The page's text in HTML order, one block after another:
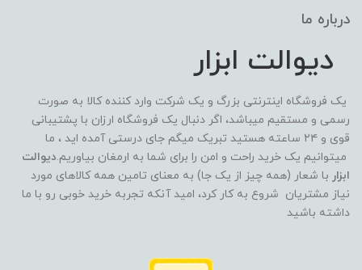
درباره ما
دیوالت ابزار
یک فروشگاه اینترنتی بزرگ و یک شرکت وارد کننده کالا به صورت
رسمی و مستقیم میباشد، اگر دنبال یک فروشگاه ارزان با پشتیبانی
قوی و ۲۴ ساعته هستید تبریک میگم جای درستی آمده اید ، ما
میتوانیم یک خرید راحت و امن را برای شما به ارمغان بیاوریم.دیوالت
ابزار با شعار (همه چیز از یک جا) به معنای تامین همه کالاهای مورد
نیاز مشتریان شروع به کار کرد، امید آنکه تجربه خرید خوبی رو با ما
داشته باشید